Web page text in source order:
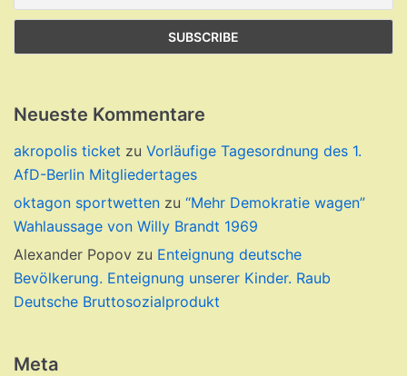
Neueste Kommentare
akropolis ticket zu Vorläufige Tagesordnung des 1.
AfD-Berlin Mitgliedertages
oktagon sportwetten zu “Mehr Demokratie wagen”
Wahlaussage von Willy Brandt 1969
Alexander Popov zu Enteignung deutsche
Bevölkerung. Enteignung unserer Kinder. Raub
Deutsche Bruttosozialprodukt
Meta